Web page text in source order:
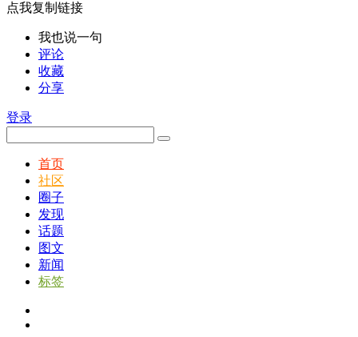
点我复制链接
我也说一句
评论
收藏
分享
登录
首页
社区
圈子
发现
话题
图文
新闻
标签